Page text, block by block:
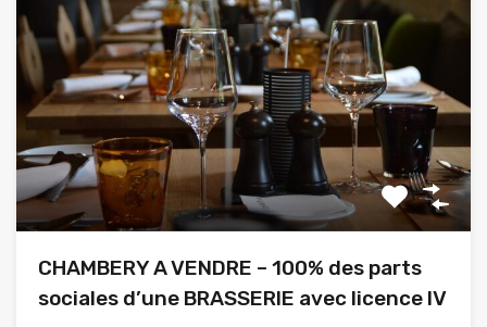
CHAMBERY A VENDRE – 100% des parts
sociales d’une BRASSERIE avec licence IV